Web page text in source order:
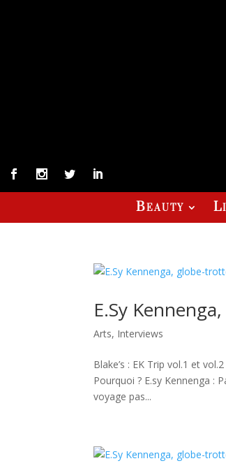
Beauty
E.Sy
Arts, Interviews
Blake’s : EK Trip vol.1 et
Pourquoi ? E.sy Kennenga :
voyage pas...